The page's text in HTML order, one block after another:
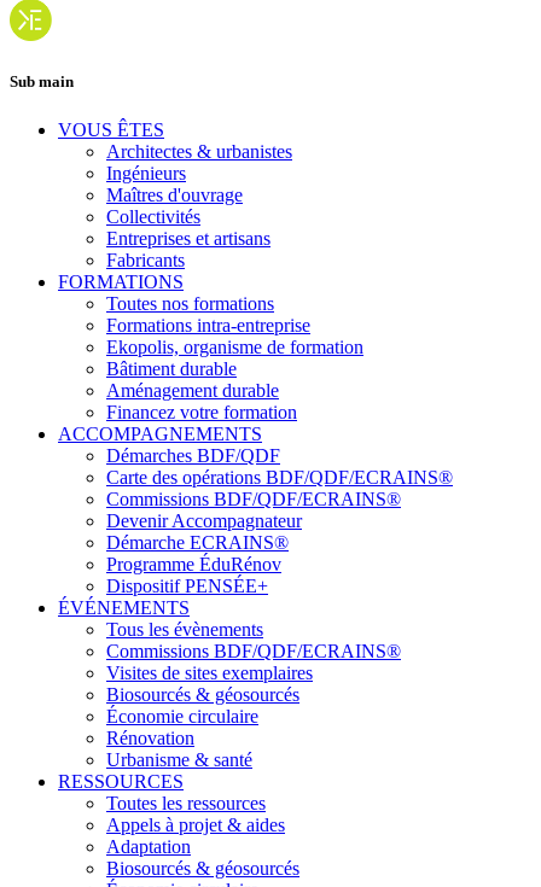
Sub main
VOUS ÊTES
Architectes & urbanistes
Ingénieurs
Maîtres d'ouvrage
Collectivités
Entreprises et artisans
Fabricants
FORMATIONS
Toutes nos formations
Formations intra-entreprise
Ekopolis, organisme de formation
Bâtiment durable
Aménagement durable
Financez votre formation
ACCOMPAGNEMENTS
Démarches BDF/QDF
Carte des opérations BDF/QDF/ECRAINS®
Commissions BDF/QDF/ECRAINS®
Devenir Accompagnateur
Démarche ECRAINS®
Programme ÉduRénov
Dispositif PENSÉE+
ÉVÉNEMENTS
Tous les évènements
Commissions BDF/QDF/ECRAINS®
Visites de sites exemplaires
Biosourcés & géosourcés
Économie circulaire
Rénovation
Urbanisme & santé
RESSOURCES
Toutes les ressources
Appels à projet & aides
Adaptation
Biosourcés & géosourcés